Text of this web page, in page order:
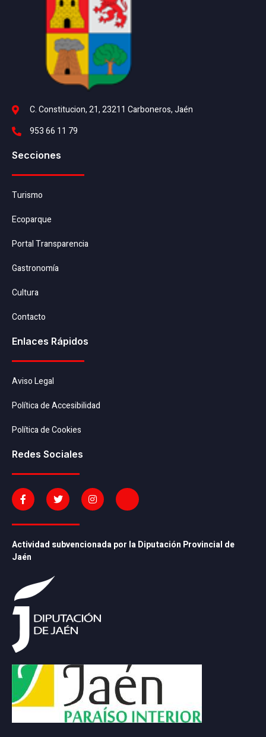
C. Constitucion, 21, 23211 Carboneros, Jaén
953 66 11 79
Secciones
Turismo
Ecoparque
Portal Transparencia
Gastronomía
Cultura
Contacto
Enlaces Rápidos
Aviso Legal
Política de Accesibilidad
Política de Cookies
Redes Sociales
Actividad subvencionada por la Diputación Provincial de
Jaén